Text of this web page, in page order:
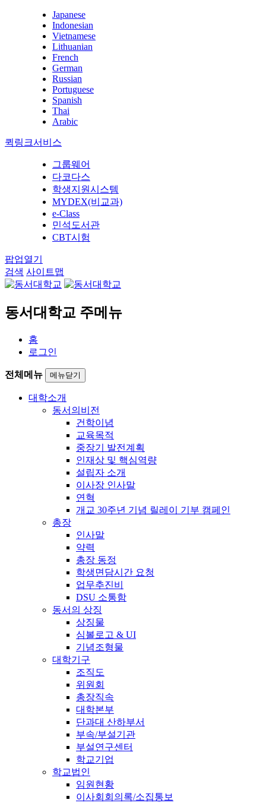
Japanese
Indonesian
Vietnamese
Lithuanian
French
German
Russian
Portuguese
Spanish
Thai
Arabic
퀵링크서비스
그룹웨어
다코다스
학생지원시스템
MYDEX(비교과)
e-Class
민석도서관
CBT시험
팝업열기
검색 사이트맵
동서대학교 주메뉴
홈
로그인
전체메뉴 메뉴닫기
대학소개
동서의비전
건학이념
교육목적
중장기 발전계획
인재상 및 핵심역량
설립자 소개
이사장 인사말
연혁
개교 30주년 기념 릴레이 기부 캠페인
총장
인사말
약력
총장 동정
학생면담시간 요청
업무추진비
DSU 소통함
동서의 상징
상징물
심볼로고 & UI
기념조형물
대학기구
조직도
위원회
총장직속
대학본부
단과대 산하부서
부속/부설기관
부설연구센터
학교기업
학교법인
임원현황
이사회회의록/소집통보